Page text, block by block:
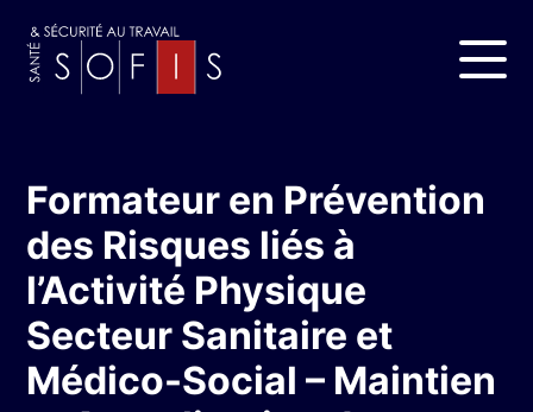
Formateur en Prévention
des Risques liés à
l’Activité Physique
Secteur Sanitaire et
Médico-Social – Maintien